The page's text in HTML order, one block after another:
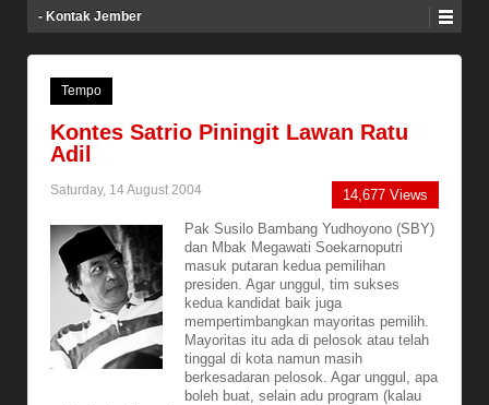
- Kontak Jember
Tempo
Kontes Satrio Piningit Lawan Ratu
Adil
Saturday, 14 August 2004 14,677 Views
Pak Susilo Bambang Yudhoyono (SBY)
dan Mbak Megawati Soekarnoputri
masuk putaran kedua pemilihan
presiden. Agar unggul, tim sukses
kedua kandidat baik juga
mempertimbangkan mayoritas pemilih.
Mayoritas itu ada di pelosok atau telah
tinggal di kota namun masih
berkesadaran pelosok. Agar unggul, apa
boleh buat, selain adu program (kalau